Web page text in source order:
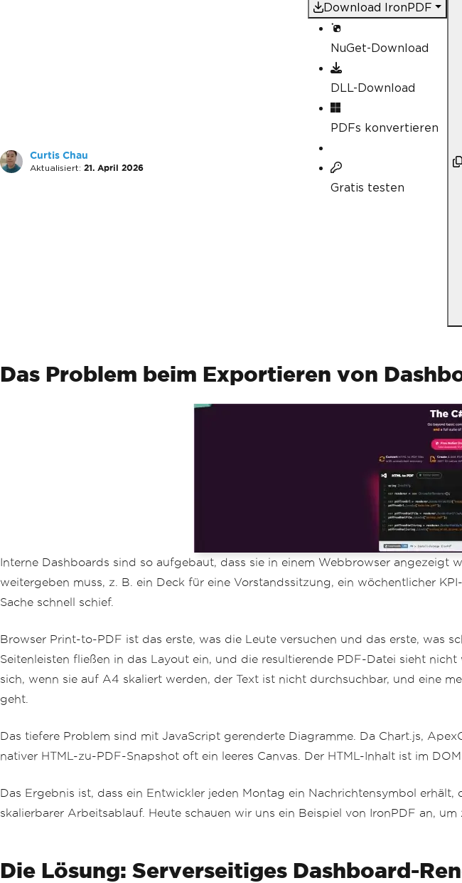
Curtis Chau
Aktualisiert: 21. April 2026
Download IronPDF
NuGet-Download
DLL-Download
PDFs konvertieren
Gratis testen
Das Problem beim Exportieren von
Interne Dashboards sind so aufgebaut, dass sie in einem Webbrowser angezeigt
weitergeben muss, z. B. ein Deck für eine Vorstandssitzung, ein wöchentlicher
Sache schnell schief.
Browser Print-to-PDF ist das erste, was die Leute versuchen und das erste, was
Seitenleisten fließen in das Layout ein, und die resultierende PDF-Datei sieht
sich, wenn sie auf A4 skaliert werden, der Text ist nicht durchsuchbar, und eine
geht.
Das tiefere Problem sind mit JavaScript gerenderte Diagramme. Da Chart.js,
nativer HTML-zu-PDF-Snapshot oft ein leeres Canvas. Der HTML-Inhalt ist im
Das Ergebnis ist, dass ein Entwickler jeden Montag ein Nachrichtensymbol
skalierbarer Arbeitsablauf. Heute schauen wir uns ein Beispiel von IronPDF an,
Die Lösung: Serverseitiges Dashboard-